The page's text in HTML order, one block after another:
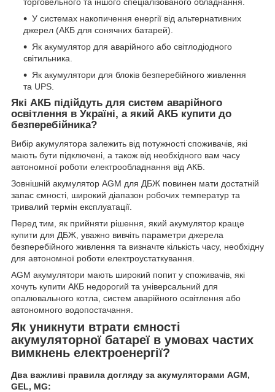
торговельного та іншого спеціалізованого обладнання.
У системах накопичення енергії від альтернативних
джерел (АКБ для сонячних батарей).
Як акумулятор для аварійного або світлодіодного
світильника.
Як акумулятори для блоків безперебійного живлення
та UPS.
Які АКБ підійдуть для систем аварійного
освітлення в Україні, а який АКБ купити до
безперебійника?
Вибір акумулятора залежить від потужності споживачів, які
мають бути підключені, а також від необхідного вам часу
автономної роботи електрообладнання від АКБ.
Зовнішній акумулятор AGM для ДБЖ повинен мати достатній
запас ємності, широкий діапазон робочих температур та
тривалий термін експлуатації.
Перед тим, як прийняти рішення, який акумулятор краще
купити для ДБЖ, уважно вивчіть параметри джерела
безперебійного живлення та визначте кількість часу, необхідну
для автономної роботи електроустаткування.
AGM акумулятори мають широкий попит у споживачів, які
хочуть купити АКБ недорогий та універсальний для
опалювального котла, систем аварійного освітлення або
автономного водопостачання.
Як уникнути втрати ємності
акумуляторної батареї в умовах частих
вимкнень електроенергії?
Два важливі правила догляду за акумуляторами AGM,
GEL, MG: